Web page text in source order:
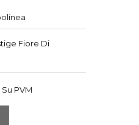
Fiore Di
Su PVM